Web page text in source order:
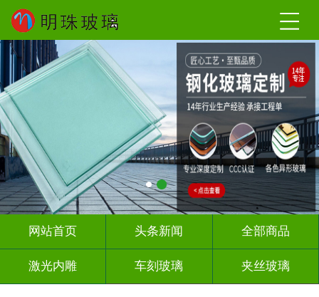
网站首页 头条新闻 全部商品
激光内雕 车刻玻璃 夹丝玻璃